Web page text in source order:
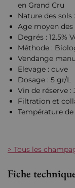
en Grand Cru
Nature des sols
Age moyen des
Degrés : 12.5%
Méthode :
Vendange
Elevage : cuve
Dosage : 5 gr/L
Vin de réserve :
Filtration et
Température de
> Tous les
Fiche